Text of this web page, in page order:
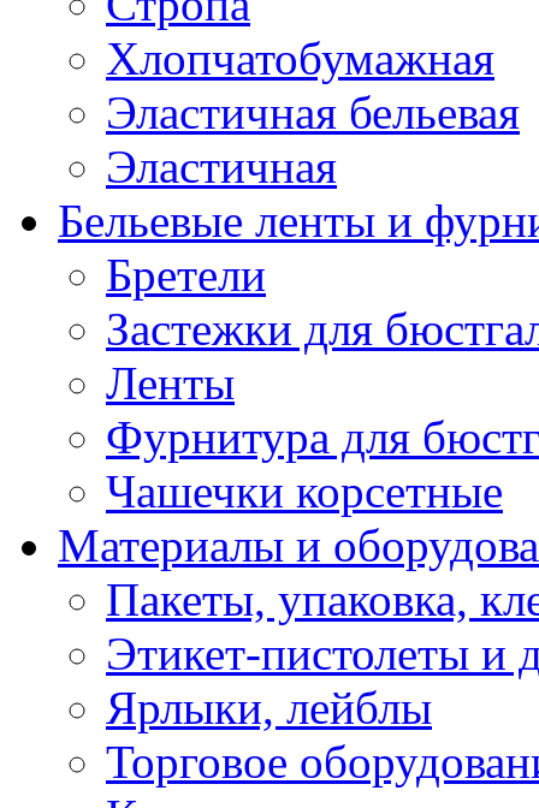
Хлопчатобумажная
Эластичная бельевая
Эластичная
Бельевые ленты и
Бретели
Застежки для
Ленты
Фурнитура для
Чашечки корсетные
Материалы и
Пакеты, упаковка,
Этикет-пистолеты и
Ярлыки, лейблы
Торговое